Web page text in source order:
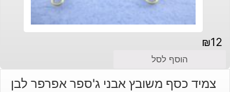
₪12
הוסף לסל
צמיד כסף משובץ אבני ג'ספר אפרפר לבן